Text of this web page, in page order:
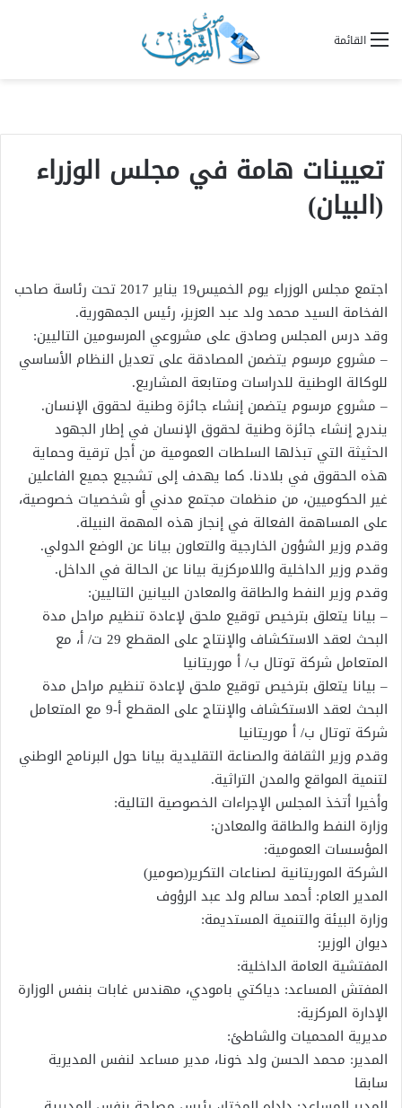
القائمة
تعيينات هامة في مجلس الوزراء
(البيان)
اجتمع مجلس الوزراء يوم الخميس19 يناير 2017 تحت رئاسة صاحب
الفخامة السيد محمد ولد عبد العزيز، رئيس الجمهورية.
وقد درس المجلس وصادق على مشروعي المرسومين التاليين:
– مشروع مرسوم يتضمن المصادقة على تعديل النظام الأساسي
للوكالة الوطنية للدراسات ومتابعة المشاريع.
– مشروع مرسوم يتضمن إنشاء جائزة وطنية لحقوق الإنسان.
يندرج إنشاء جائزة وطنية لحقوق الإنسان في إطار الجهود
الحثيثة التي تبذلها السلطات العمومية من أجل ترقية وحماية
هذه الحقوق في بلادنا. كما يهدف إلى تشجيع جميع الفاعلين
غير الحكوميين، من منظمات مجتمع مدني أو شخصيات خصوصية،
على المساهمة الفعالة في إنجاز هذه المهمة النبيلة.
وقدم وزير الشؤون الخارجية والتعاون بيانا عن الوضع الدولي.
وقدم وزير الداخلية واللامركزية بيانا عن الحالة في الداخل.
وقدم وزير النفط والطاقة والمعادن البيانين التاليين:
– بيانا يتعلق بترخيص توقيع ملحق لإعادة تنظيم مراحل مدة
البحث لعقد الاستكشاف والإنتاج على المقطع 29 ت/ أ، مع
المتعامل شركة توتال ب/ أ موريتانيا
– بيانا يتعلق بترخيص توقيع ملحق لإعادة تنظيم مراحل مدة
البحث لعقد الاستكشاف والإنتاج على المقطع أ-9 مع المتعامل
شركة توتال ب/ أ موريتانيا
وقدم وزير الثقافة والصناعة التقليدية بيانا حول البرنامج الوطني
لتنمية المواقع والمدن التراثية.
وأخيرا أتخذ المجلس الإجراءات الخصوصية التالية:
وزارة النفط والطاقة والمعادن:
المؤسسات العمومية:
الشركة الموريتانية لصناعات التكرير(صومير)
المدير العام: أحمد سالم ولد عبد الرؤوف
وزارة البيئة والتنمية المستديمة:
ديوان الوزير:
المفتشية العامة الداخلية:
المفتش المساعد: دياكتي بامودي، مهندس غابات بنفس الوزارة
الإدارة المركزية:
مديرية المحميات والشاطئ:
المدير: محمد الحسن ولد خونا، مدير مساعد لنفس المديرية
سابقا